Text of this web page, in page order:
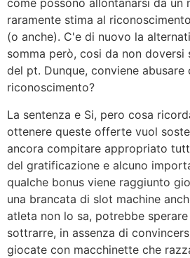
come possono allontanarsi da un
raramente stima al
(o anche). C'e di nuovo la
somma però, cosi da non doversi
del pt. Dunque, conviene
riconoscimento?
La sentenza e Si, pero cosa
ottenere queste offerte vuol
ancora compitare appropriato
del gratificazione e alcuno
qualche bonus viene raggiunto
una brancata di slot machine
atleta non lo sa, potrebbe
sottrarre, in assenza di
giocate con macchinette che